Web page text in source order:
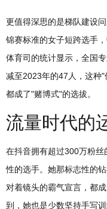
更值得深思的是梯队建设
锦赛标准的女子短跨选手
体育司的统计显示，全国
减至2023年的47人，这种
都成了"赌博式"的选拔。
流量时代的
在抖音拥有超过300万粉
性的选手。她那标志性的
对着镜头的霸气宣言，都
到，她也是少数坚持手写